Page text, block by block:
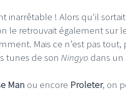
inarrêtable ! Alors qu'il
le retrouvait également sur
Mais ce n'est pas
tunes de son Ningyo dans
Man ou encore Proleter, on